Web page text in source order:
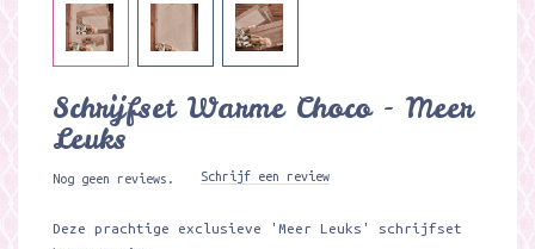
Schrijfset Warme Choco - Meer
Leuks
Nog geen reviews. Schrijf een review
Deze prachtige exclusieve 'Meer Leuks' schrijfset